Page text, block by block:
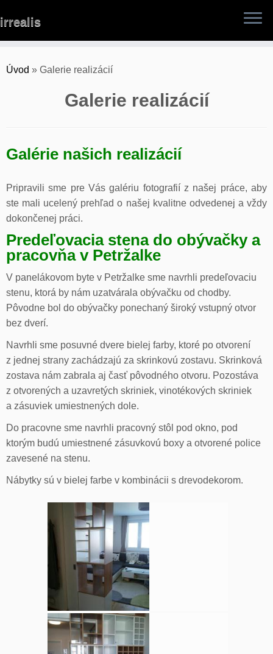
to
irrealis
Úvod » Galerie realizácií
Galerie realizácií
Galérie našich realizácií
Pripravili sme pre Vás galériu fotografií z našej práce, aby
ste mali ucelený prehľad o našej kvalitne odvedenej a vždy
dokončenej práci.
Predeľovacia stena do obývačky a
pracovňa v Petržalke
V panelákovom byte v Petržalke sme navrhli predeľovaciu
stenu, ktorá by nám uzatvárala obývačku od chodby.
Pôvodne bol do obývačky ponechaný široký vstupný otvor
bez dverí.
Navrhli sme posuvné dvere bielej farby, ktoré po otvorení
z jednej strany zachádzajú za skrinkovú zostavu. Skrinková
zostava nám zabrala aj časť pôvodného otvoru. Pozostáva
z otvorených a uzavretých skriniek, vinotékových skriniek
a zásuviek umiestnených dole.
Do pracovne sme navrhli pracovný stôl pod okno, pod
ktorým budú umiestnené zásuvkovú boxy a otvorené police
zavesené na stenu.
Nábytky sú v bielej farbe v kombinácii s drevodekorom.